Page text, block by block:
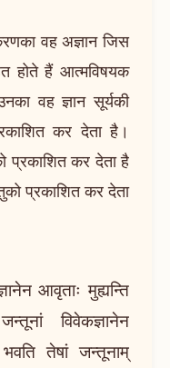
वह अज्ञान जिस
होते हैं आत्मविषयक
वह ज्ञान सूर्यकी
कर देता है।
प्रकाशित कर देता है
प्रकाशित कर देता
आवृताः मुह्यन्ति
विवेकज्ञानेन
तेषां जन्तूनाम्